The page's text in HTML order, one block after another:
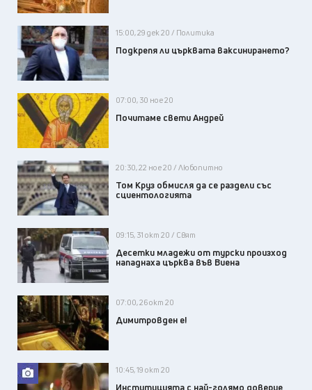
15:00, 29 дек 20 / Политика
Подкрепя ли църквата ваксинирането?
07:00, 30 ное 20
Почитаме свети Андрей
20:30, 22 ное 20 / Любопитно
Том Круз обмисля да се раздели със
сциентологията
09:15, 31 окт 20 / Свят
Десетки младежи от турски произход
нападнаха църква във Виена
07:00, 26 окт 20
Димитровден e!
10:45, 19 окт 20
Институцията с най-голямо доверие